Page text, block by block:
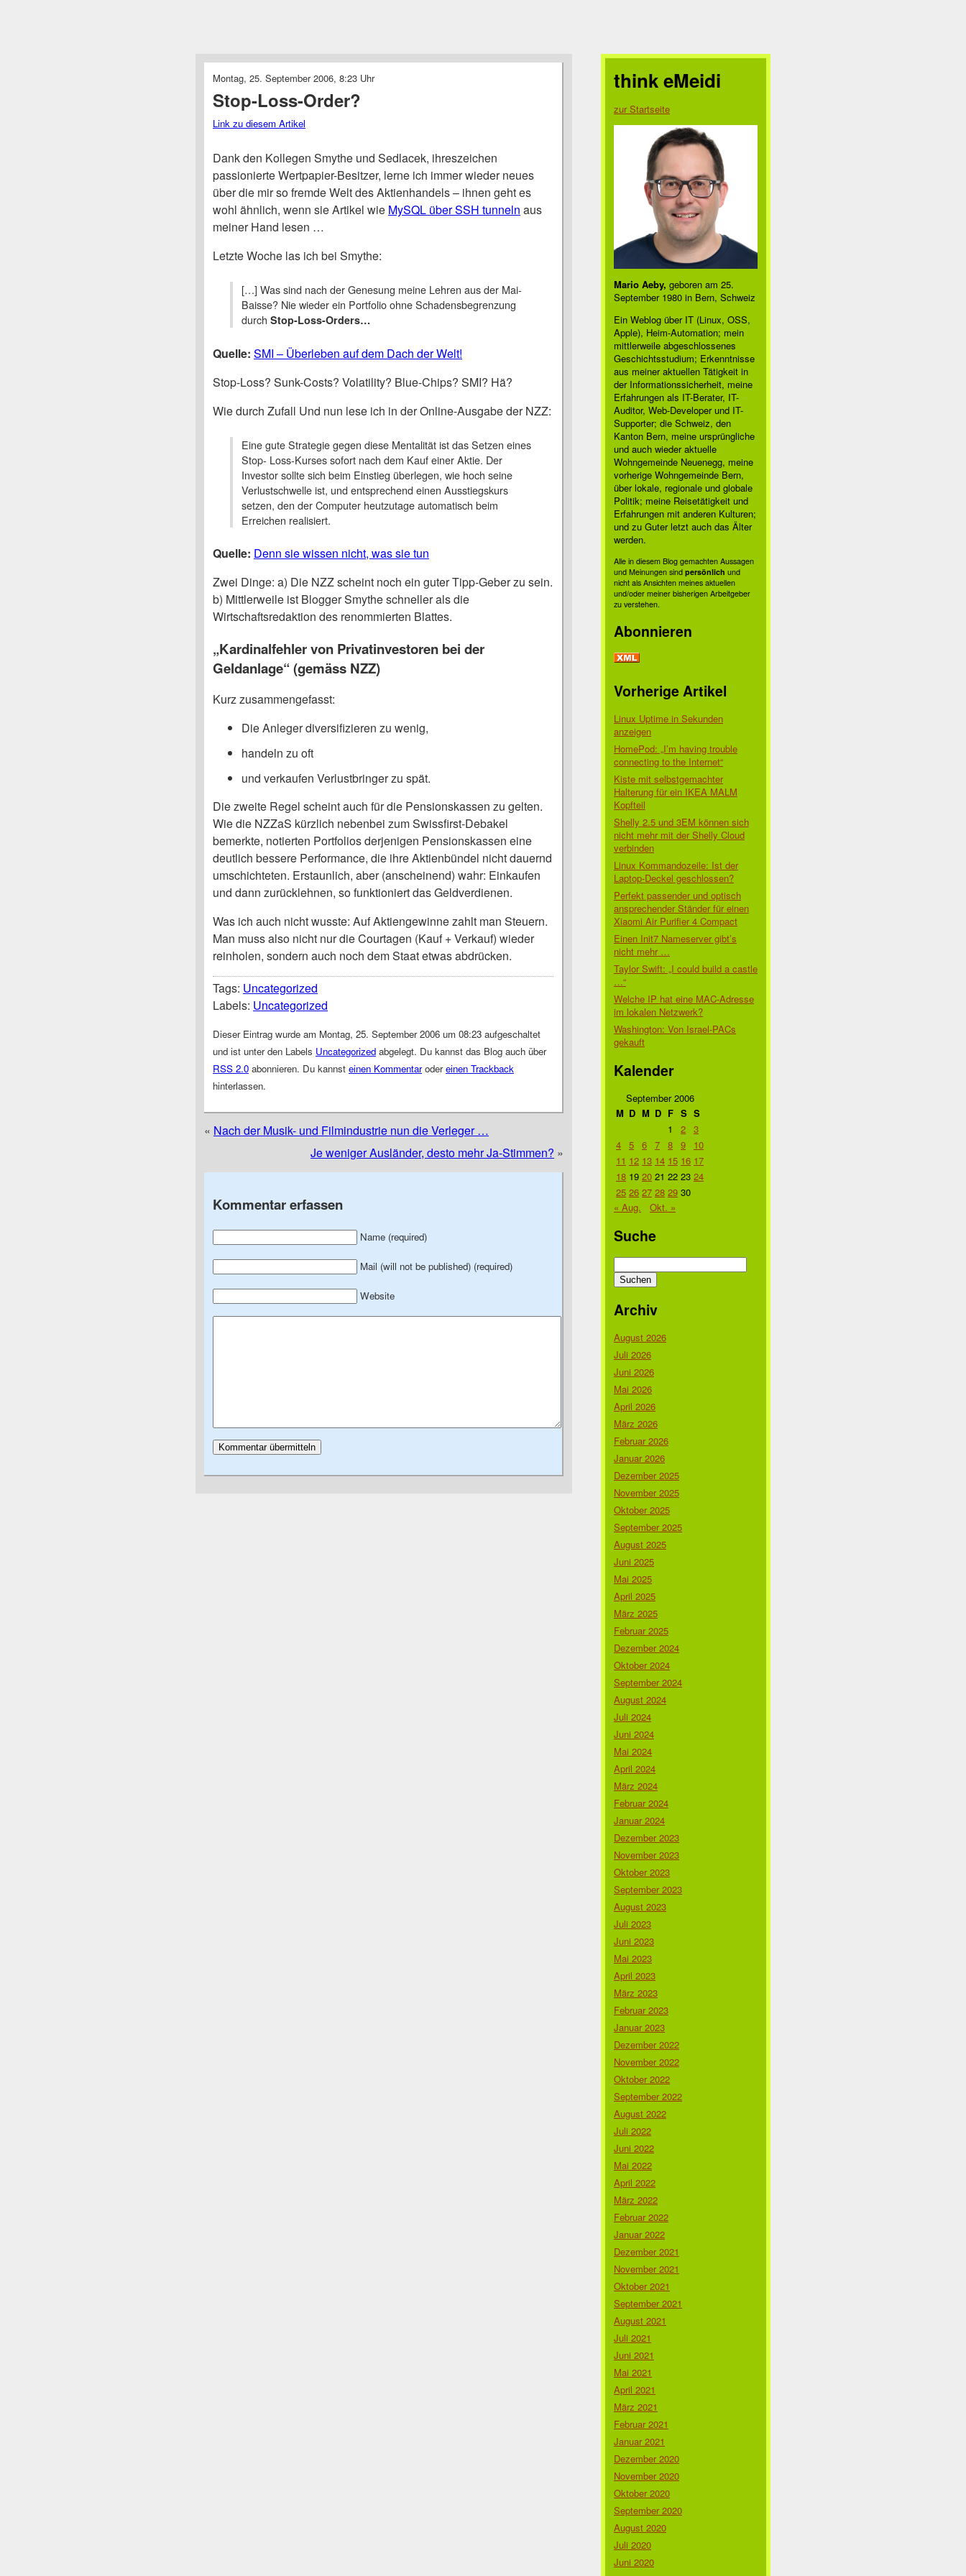
Montag, 25. September 2006, 8:23 Uhr
Stop-Loss-Order?
Link zu diesem Artikel
Dank den Kollegen Smythe und Sedlacek, ihreszeichen
passionierte Wertpapier-Besitzer, lerne ich immer wieder neues
über die mir so fremde Welt des Aktienhandels – ihnen geht es
wohl ähnlich, wenn sie Artikel wie MySQL über SSH tunneln aus
meiner Hand lesen …
Letzte Woche las ich bei Smythe:
[…] Was sind nach der Genesung meine Lehren aus der Mai-
Baisse? Nie wieder ein Portfolio ohne Schadensbegrenzung
durch Stop-Loss-Orders…
Quelle: SMI – Überleben auf dem Dach der Welt!
Stop-Loss? Sunk-Costs? Volatility? Blue-Chips? SMI? Hä?
Wie durch Zufall Und nun lese ich in der Online-Ausgabe der NZZ:
Eine gute Strategie gegen diese Mentalität ist das Setzen eines
Stop- Loss-Kurses sofort nach dem Kauf einer Aktie. Der
Investor sollte sich beim Einstieg überlegen, wie hoch seine
Verlustschwelle ist, und entsprechend einen Ausstiegskurs
setzen, den der Computer heutzutage automatisch beim
Erreichen realisiert.
Quelle: Denn sie wissen nicht, was sie tun
Zwei Dinge: a) Die NZZ scheint noch ein guter Tipp-Geber zu sein.
b) Mittlerweile ist Blogger Smythe schneller als die
Wirtschaftsredaktion des renommierten Blattes.
„Kardinalfehler von Privatinvestoren bei der
Geldanlage“ (gemäss NZZ)
Kurz zusammengefasst:
Die Anleger diversifizieren zu wenig,
handeln zu oft
und verkaufen Verlustbringer zu spät.
Die zweite Regel scheint auch für die Pensionskassen zu gelten.
Wie die NZZaS kürzlich nebenbei zum Swissfirst-Debakel
bemerkte, notierten Portfolios derjenigen Pensionskassen eine
deutlich bessere Performance, die ihre Aktienbündel nicht dauernd
umschichteten. Erstaunlich, aber (anscheinend) wahr: Einkaufen
und dann zurücklehnen, so funktioniert das Geldverdienen.
Was ich auch nicht wusste: Auf Aktiengewinne zahlt man Steuern.
Man muss also nicht nur die Courtagen (Kauf + Verkauf) wieder
reinholen, sondern auch noch dem Staat etwas abdrücken.
Tags: Uncategorized
Labels: Uncategorized
Dieser Eintrag wurde am Montag, 25. September 2006 um 08:23 aufgeschaltet
und ist unter den Labels Uncategorized abgelegt. Du kannst das Blog auch über
RSS 2.0 abonnieren. Du kannst einen Kommentarodereinen Trackback
hinterlassen.
« Nach der Musik- und Filmindustrie nun die Verleger …
Je weniger Ausländer, desto mehr Ja-Stimmen? »
Kommentar erfassen
Name (required)
Mail (will not be published) (required)
Website
think eMeidi
zur Startseite
Mario Aeby, geboren am 25.
September 1980 in Bern, Schweiz
Ein Weblog über IT (Linux, OSS,
Apple), Heim-Automation; mein
mittlerweile abgeschlossenes
Geschichtsstudium; Erkenntnisse
aus meiner aktuellen Tätigkeit in
der Informationssicherheit, meine
Erfahrungen als IT-Berater, IT-
Auditor, Web-Developer und IT-
Supporter; die Schweiz, den
Kanton Bern, meine ursprüngliche
und auch wieder aktuelle
Wohngemeinde Neuenegg, meine
vorherige Wohngemeinde Bern,
über lokale, regionale und globale
Politik; meine Reisetätigkeit und
Erfahrungen mit anderen Kulturen;
und zu Guter letzt auch das Älter
werden.
Alle in diesem Blog gemachten Aussagen
und Meinungen sind persönlich und
nicht als Ansichten meines aktuellen
und/oder meiner bisherigen Arbeitgeber
zu verstehen.
Abonnieren
Vorherige Artikel
Linux Uptime in Sekunden
anzeigen
HomePod: „I’m having trouble
connecting to the Internet“
Kiste mit selbstgemachter
Halterung für ein IKEA MALM
Kopfteil
Shelly 2.5 und 3EM können sich
nicht mehr mit der Shelly Cloud
verbinden
Linux Kommandozeile: Ist der
Laptop-Deckel geschlossen?
Perfekt passender und optisch
ansprechender Ständer für einen
Xiaomi Air Purifier 4 Compact
Einen Init7 Nameserver gibt’s
nicht mehr …
Taylor Swift: „I could build a castle
…“
Welche IP hat eine MAC-Adresse
im lokalen Netzwerk?
Washington: Von Israel-PACs
gekauft
Kalender
September 2006
M D M D F S S
1
2 3
4 5 6 7 8 9
10
11 12 13 14 15 16 17
18 19 20 21 22 23 24
25 26 27 28 29 30
« Aug.
Okt. »
Suche
nach:
Archiv
August 2026
Juli 2026
Juni 2026
Mai 2026
April 2026
März 2026
Februar 2026
Januar 2026
Dezember 2025
November 2025
Oktober 2025
September 2025
August 2025
Juni 2025
Mai 2025
April 2025
März 2025
Februar 2025
Dezember 2024
Oktober 2024
September 2024
August 2024
Juli 2024
Juni 2024
Mai 2024
April 2024
März 2024
Februar 2024
Januar 2024
Dezember 2023
November 2023
Oktober 2023
September 2023
August 2023
Juli 2023
Juni 2023
Mai 2023
April 2023
März 2023
Februar 2023
Januar 2023
Dezember 2022
November 2022
Oktober 2022
September 2022
August 2022
Juli 2022
Juni 2022
Mai 2022
April 2022
März 2022
Februar 2022
Januar 2022
Dezember 2021
November 2021
Oktober 2021
September 2021
August 2021
Juli 2021
Juni 2021
Mai 2021
April 2021
März 2021
Februar 2021
Januar 2021
Dezember 2020
November 2020
Oktober 2020
September 2020
August 2020
Juli 2020
Juni 2020